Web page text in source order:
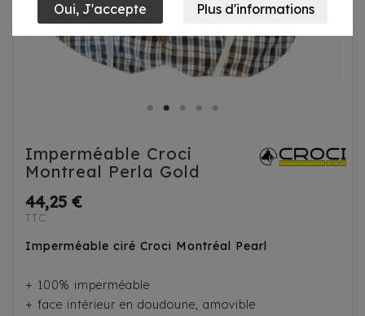
Imperméable Croci
Montreal Perla Gold
44,25 €
TTC
Imperméable ciré Croci Montréal Pearl
+ 100% imperméable
+ face intérieur en doudoune, amovible